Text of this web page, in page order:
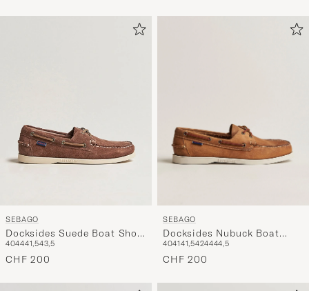
SEBAGO
Docksides Suede Boat Shoe
Dark Brown
404441,543,5
CHF 200
SEBAGO
Docksides Nubuck Boat
Shoe Brown
404141,5424444,5
CHF 200